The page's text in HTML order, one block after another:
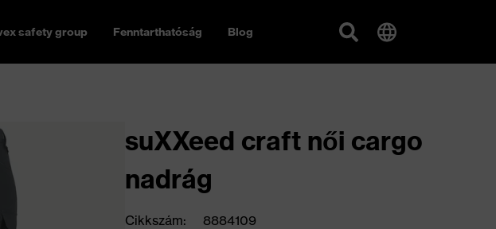
safety group Fenntarthatóság Blog
suXXeed craft női cargo
nadrág
Cikkszám:
8884109